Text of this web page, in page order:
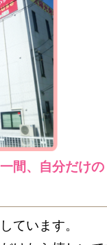
間、自分だけ
ています。